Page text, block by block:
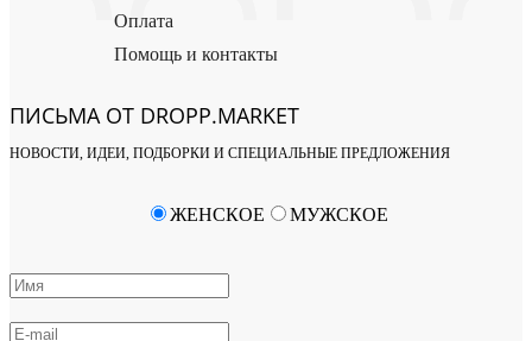
Оплата
Помощь и контакты
ПИСЬМА ОТ DROPP.MARKET
НОВОСТИ, ИДЕИ, ПОДБОРКИ И СПЕЦИАЛЬНЫЕ ПРЕДЛОЖЕНИЯ
ЖЕНСКОЕ МУЖСКОЕ